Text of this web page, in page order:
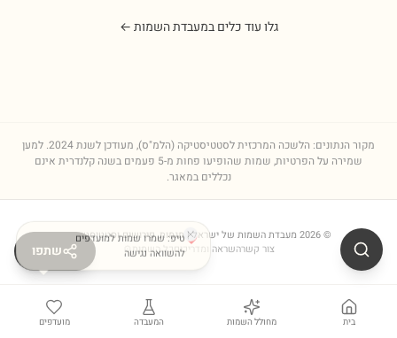
גלו עוד כלים במעבדת השמות ←
שתפו
מקור הנתונים: הלשכה המרכזית לסטטיסטיקה (הלמ"ס), מעודכן לשנת2024. למען
שמירה על הפרטיות, שמות שהופיעו פחות מ-5 פעמים בשנה קלנדרית אינם
נכללים במאגר.
©
2026 מעבדת השמות של ישראל| מגמות, פירושים וסטטיסטיקות
צור קשרהשראה ומדריכיםכל השמות⚙
בית מחולל השמות המעבדה מועדפים
טיפ: שמרו שמות למועדפים
להשוואה נגישה